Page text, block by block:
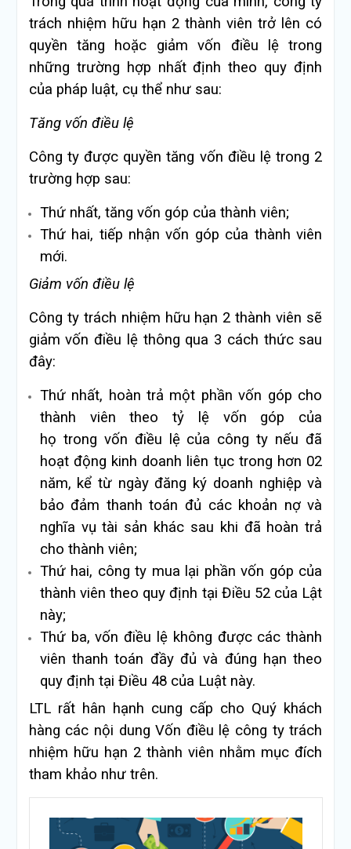
trách nhiệm hữu hạn 2 thành viên trở lên có
quyền tăng hoặc giảm vốn điều lệ trong
những trường hợp nhất định theo quy định
của pháp luật, cụ thể như sau:
Tăng vốn điều lệ
Công ty được quyền tăng vốn điều lệ trong 2
trường hợp sau:
Thứ nhất, tăng vốn góp của thành viên;
Thứ hai, tiếp nhận vốn góp của thành viên
mới.
Giảm vốn điều lệ
Công ty trách nhiệm hữu hạn 2 thành viên sẽ
giảm vốn điều lệ thông qua 3 cách thức sau
đây:
Thứ nhất, hoàn trả một phần vốn góp cho
thành viên theo tỷ lệ vốn góp của
họ trong vốn điều lệ của công ty nếu đã
hoạt động kinh doanh liên tục trong hơn 02
năm, kể từ ngày đăng ký doanh nghiệp và
bảo đảm thanh toán đủ các khoản nợ và
nghĩa vụ tài sản khác sau khi đã hoàn trả
cho thành viên;
Thứ hai, công ty mua lại phần vốn góp của
thành viên theo quy định tại Điều 52 của Lật
này;
Thứ ba, vốn điều lệ không được các thành
viên thanh toán đầy đủ và đúng hạn theo
quy định tại Điều 48 của Luật này.
LTL rất hân hạnh cung cấp cho Quý khách
hàng các nội dung Vốn điều lệ công ty trách
nhiệm hữu hạn 2 thành viên nhằm mục đích
tham khảo như trên.